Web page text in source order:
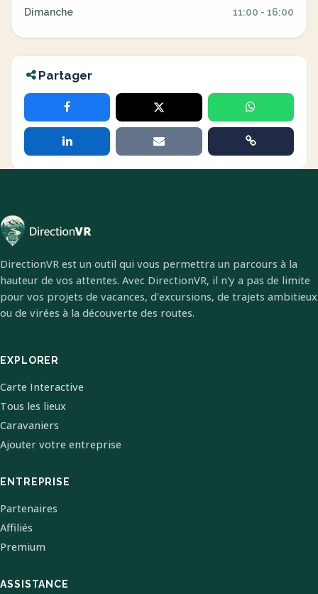
Dimanche 11:00 - 16:00
Partager
DirectionVR est un outil qui vous permettra un parcours à la
hauteur de vos attentes. Avec DirectionVR, il n'y a pas de limite
pour vos projets de vacances, d'excursions, de trajets ambitieux
ou de virées à la découverte des routes.
EXPLORER
Carte Interactive
Tous les lieux
Caravaniers
Ajouter votre entreprise
ENTREPRISE
Partenaires
Affiliés
Premium
ASSISTANCE